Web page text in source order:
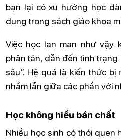
bạn lại có xu hướng học
dung trong sách giáo khoa
Việc học lan man như vậy
phân tán, dẫn đến tình
sâu”. Hệ quả là kiến thức
nhầm lẫn giữa các phần với
Học không hiểu bản chất
Nhiều học sinh có thói quen